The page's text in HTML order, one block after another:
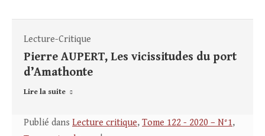
Lecture-Critique
Pierre AUPERT, Les vicissitudes du port
d’Amathonte
Lire la suite
Publié dans Lecture critique, Tome 122 - 2020 – N°1,